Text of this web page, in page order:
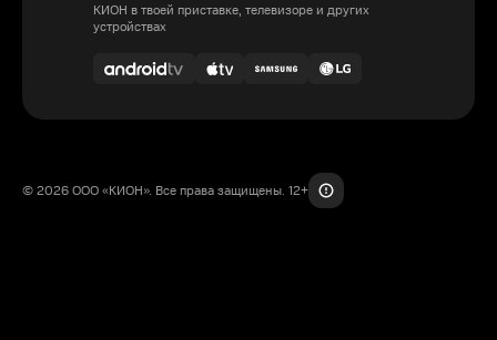
КИОН в твоей приставке, телевизоре и других
устройствах
© 2026 ООО «КИОН». Все права защищены. 12+